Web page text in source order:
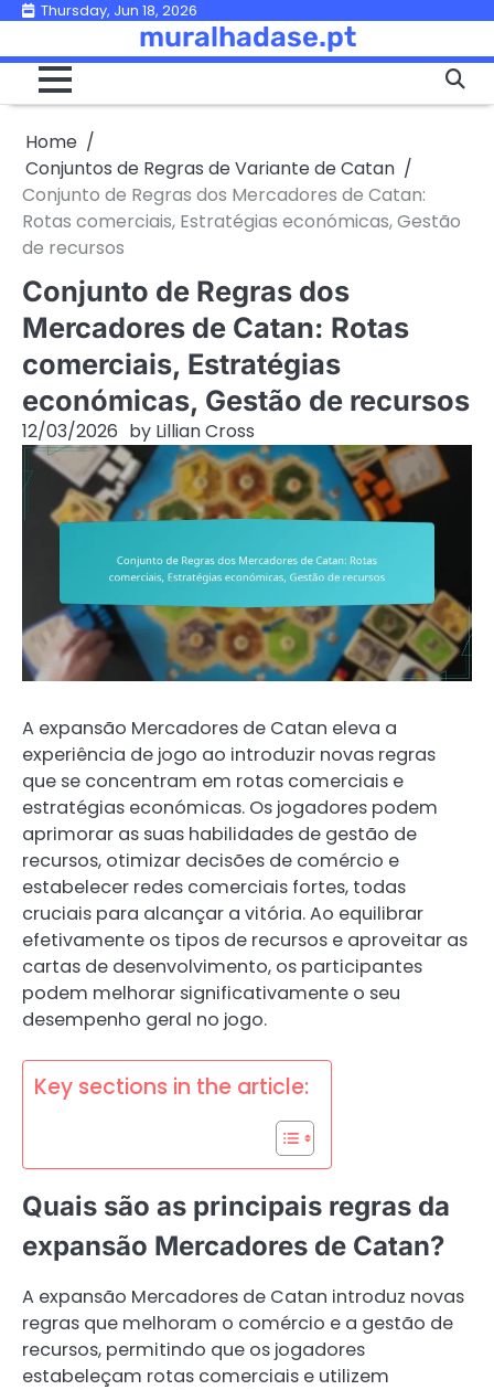
Skip
content
Thursday, Jun 18, 2026
muralhadase.pt
Home
Conjuntos de Regras de Variante de Catan
Conjunto de Regras dos Mercadores de Catan:
Rotas comerciais, Estratégias económicas, Gestão
de recursos
Conjunto de Regras dos
Mercadores de Catan: Rotas
comerciais, Estratégias
económicas, Gestão de recursos
12/03/2026 by Lillian Cross
A expansão Mercadores de Catan eleva a
experiência de jogo ao introduzir novas regras
que se concentram em rotas comerciais e
estratégias económicas. Os jogadores podem
aprimorar as suas habilidades de gestão de
recursos, otimizar decisões de comércio e
estabelecer redes comerciais fortes, todas
cruciais para alcançar a vitória. Ao equilibrar
efetivamente os tipos de recursos e aproveitar as
cartas de desenvolvimento, os participantes
podem melhorar significativamente o seu
desempenho geral no jogo.
Key sections in the article:
Quais são as principais regras da
expansão Mercadores de Catan?
A expansão Mercadores de Catan introduz novas
regras que melhoram o comércio e a gestão de
recursos, permitindo que os jogadores
estabeleçam rotas comerciais e utilizem